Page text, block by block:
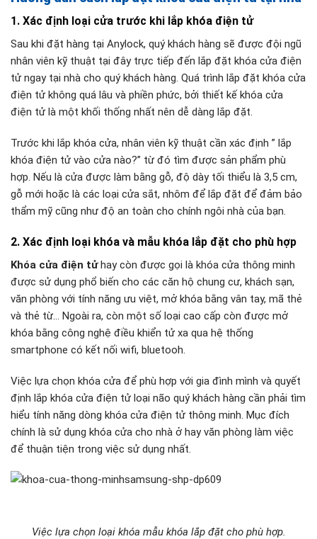
1. Xác định loại cửa trước khi lắp khóa điện tử
Sau khi đặt hàng tại Anylock, quý khách hàng sẽ được đội ngũ
nhân viên kỹ thuật tại đây trực tiếp đến lắp đặt khóa cửa điện
tử ngay tại nhà cho quý khách hàng. Quá trình lắp đặt khóa cửa
điện tử không quá lâu và phiền phức, bởi thiết kế khóa cửa
điện tử là một khối thống nhất nên dễ dàng lắp đặt.
Trước khi lắp khóa cửa, nhân viên kỹ thuật cần xác định ” lắp
khóa điện tử vào cửa nào?” từ đó tìm được sản phẩm phù
hợp. Nếu là cửa được làm bằng gỗ, độ dày tối thiểu là 3,5 cm,
gỗ mới hoặc là các loại cửa sắt, nhôm để lắp đặt để đảm bảo
thẩm mỹ cũng như độ an toàn cho chính ngôi nhà của bạn.
2. Xác định loại khóa và mẫu khóa lắp đặt cho phù hợp
Khóa cửa điện tửhay còn được gọi là khóa cửa thông minh
được sử dụng phổ biến cho các căn hộ chung cư, khách sạn,
văn phòng với tính năng ưu việt, mở khóa bằng vân tay, mã thẻ
và thẻ từ… Ngoài ra, còn một số loại cao cấp còn được mở
khóa bằng công nghệ điều khiển tử xa qua hệ thống
smartphone có kết nối wifi, bluetooh.
Việc lựa chọn khóa cửa để phù hợp với gia đình mình và quyết
định lắp khóa cửa điện tử loại não quý khách hàng cần phải tìm
hiểu tính năng dòng khóa cửa điện tử thông minh. Mục đích
chính là sử dụng khóa cửa cho nhà ở hay văn phòng làm việc
để thuận tiện trong việc sử dụng nhất.
Việc lựa chọn loại khóa mẫu khóa lắp đặt cho phù hợp.